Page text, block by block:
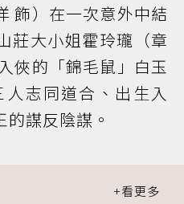
飾）在一次意外中結
莊大小姐霍玲瓏（章
俠的「錦毛鼠」白玉
志同道合、出生入
謀反陰謀。